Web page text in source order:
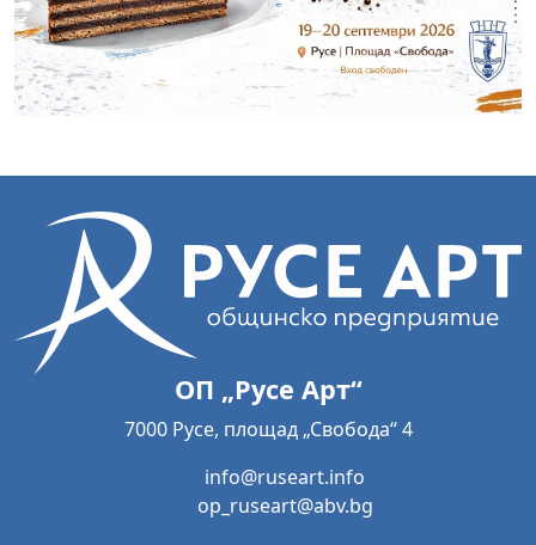
ОП „Русе Арт“
7000 Русе, площад „Свобода“ 4
info@ruseart.info
op_ruseart@abv.bg